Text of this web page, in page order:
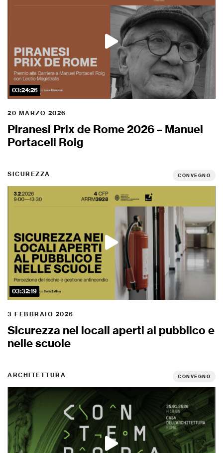
03:24:26
20 MARZO 2026
Piranesi Prix de Rome 2026 – Manuel
Portaceli Roig
SICUREZZA CONVEGNO
03:32:19
3 FEBBRAIO 2026
Sicurezza nei locali aperti al pubblico e
nelle scuole
ARCHITETTURA CONVEGNO